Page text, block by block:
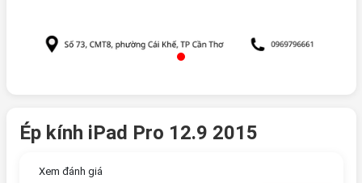
Ép kính iPad Pro 12.9 2015
Xem đánh giá